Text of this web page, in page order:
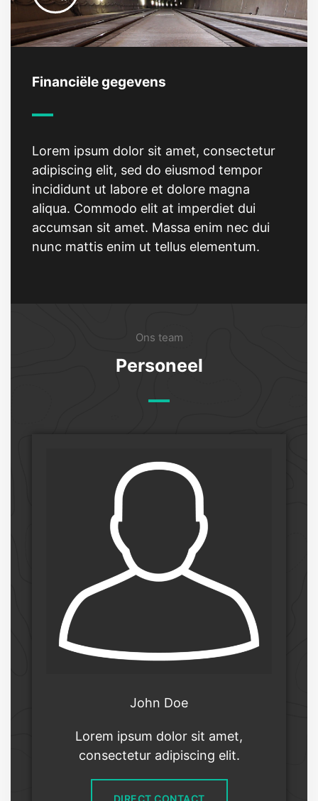
Financiële gegevens
Lorem ipsum dolor sit amet, consectetur
adipiscing elit, sed do eiusmod tempor
incididunt ut labore et dolore magna
aliqua. Commodo elit at imperdiet dui
accumsan sit amet. Massa enim nec dui
nunc mattis enim ut tellus elementum.
Ons team
Personeel
John Doe
Lorem ipsum dolor sit amet,
consectetur adipiscing elit.
DIRECT CONTACT